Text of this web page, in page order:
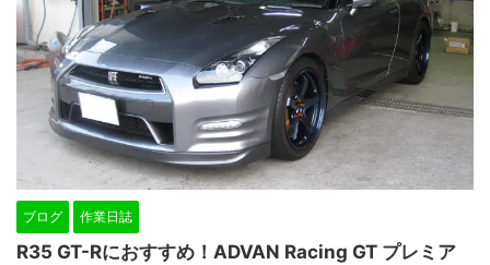
ブログ 作業日誌
R35 GT-Rにおすすめ！ADVAN Racing GT プレミア